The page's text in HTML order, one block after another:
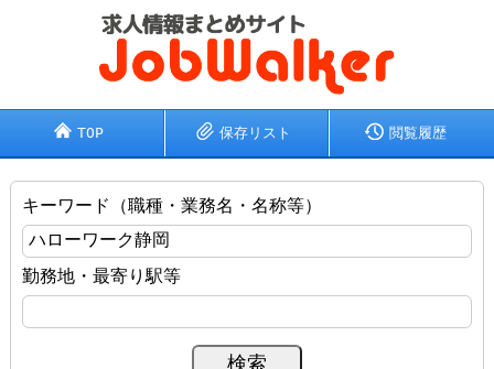
TOP 保存リスト 閲覧履歴
キーワード（職種・業務名・名称等）
勤務地・最寄り駅等